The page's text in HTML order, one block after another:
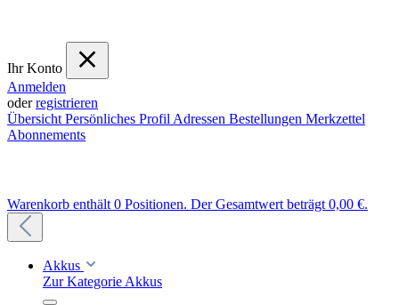
Ihr Konto
Anmelden
oderregistrieren
Übersicht Persönliches Profil Adressen Bestellungen Merkzettel
Abonnements
Warenkorb enthält 0 Positionen. Der Gesamtwert beträgt 0,00 €.
Akkus
Zur Kategorie Akkus